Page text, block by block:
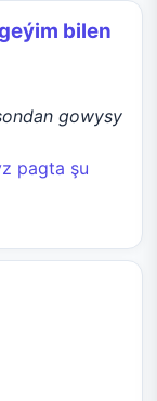
bilen
gowysy
pagta şu